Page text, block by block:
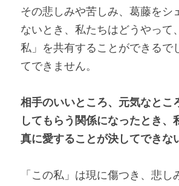
その悲しみや苦しみ、葛藤をシ
ないとき、私たちはどうやって
私」を共有することができるで
てできません。
相手のいいところ、元気なとこ
してもらう関係になったとき、
真に愛することが決してできな
「この私」は現に傷つき、悲し